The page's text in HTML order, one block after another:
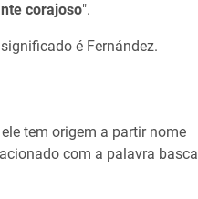
corajoso".
é Fernández.
tem origem a partir nome
com a palavra basca